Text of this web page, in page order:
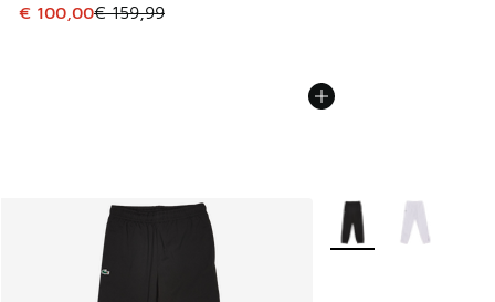
Cet article est en promotion. Prix en baisse de € 159,99 à
€ 100,00€ 159,99
Plus de couleurs